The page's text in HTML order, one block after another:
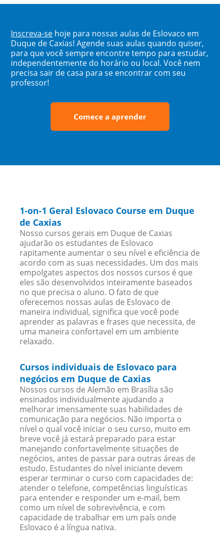
Inscreva-se hoje para nossas aulas de Eslovaco em
Duque de Caxias! Agende suas aulas quando quiser,
para que você sempre encontre tempo para estudar,
independentemente do horário ou local. Você nem
precisa sair de casa para se encontrar com seu
professor!
Comece a aprender
1-on-1 Geral Eslovaco Course em Duque
de Caxias
Nosso cursos gerais em Duque de Caxias
ajudarão os estudantes de Eslovaco
rapitamente aumentar o seu nível e eficiência de
acordo com as suas necessidades. Um dos mais
empolgates aspectos dos nossos cursos é que
eles são desenvolvidos inteiramente baseados
no que precisa o aluno. O fato de que
oferecemos nossas aulas de Eslovaco de
maneira individual, significa que você pode
aprender as palavras e frases que necessita, de
uma maneira confortavel em um ambiente
relaxado.
Cursos individuais de Eslovaco para
negócios em Duque de Caxias
Nossos cursos de Alemão em Brasília são
ensinados individualmente ajudando a
melhorar imensamente suas habilidades de
comunicação para negócios. Não importa o
nível o qual você iniciar o seu curso, muito em
breve você já estará preparado para estar
manejando confortavelmente situações de
negócios, antes de passar para outras áreas de
estudo. Estudantes do nível iniciante devem
esperar terminar o curso com capacidades de:
atender o telefone, competências linguísticas
para entender e responder um e-mail, bem
como um nível de sobrevivência, e com
capacidade de trabalhar em um país onde
Eslovaco é a língua nativa.